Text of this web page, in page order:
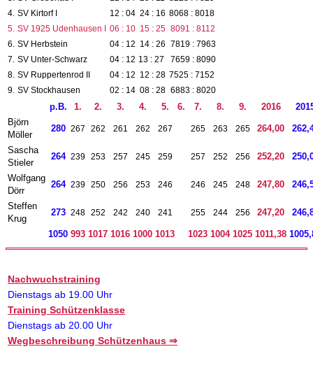
4. SV Kirtorf I 12 : 04 24 : 16 8068 : 8018
5. SV 1925 Udenhausen I 06 : 10 15 : 25 8091 : 8112
6. SV Herbstein 04 : 12 14 : 26 7819 : 7963
7. SV Unter-Schwarz 04 : 12 13 : 27
7659 : 8090
8. SV Ruppertenrod II 04 : 12 12 : 28 7525 : 7152
9. SV Stockhausen 02 : 14 08 : 28 6883 : 8020
p.B. 1. 2. 3. 4. 5. 6. 7. 8. 9. 2016
Björn
Möller
280 267 262 261 262 267 265 263 265 264,00
Sascha
Stieler
264 239 253 257 245 259 257 252 256 252,20
Wolfgang
Dörr
264 239 250 256 253 246 246 245 248 247,80
Steffen
Krug
273 248 252 242 240 241 255 244 256 247,20
1050 993 1017 1016 1000 1013 1023 1004 1025 1011,38
Nachwuchstraining
Dienstags ab 19.00 Uhr
Training Schützenklasse
Dienstags ab 20.00 Uhr
Wegbeschreibung Schützenhaus ⇒